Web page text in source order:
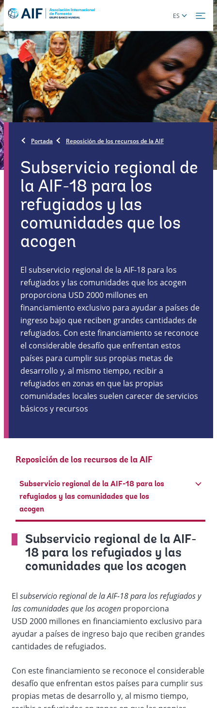
Skip
main
content
Global
toggler
ES
Portada Reposición de los recursos de la AIF
Subservicio regional de
la AIF-18 para los
refugiados y las
comunidades que los
acogen
El subservicio regional de la AIF-18 para los
refugiados y las comunidades que los acogen
proporciona USD 2000 millones en
financiamiento exclusivo para ayudar a países de
ingreso bajo que reciben grandes cantidades de
refugiados. Con este financiamiento se reconoce
el considerable desafío que enfrentan estos
países para cumplir sus propias metas de
desarrollo y, al mismo tiempo, recibir a
refugiados en zonas en que las propias
comunidades locales suelen carecer de servicios
básicos y recursos
Reposición de los recursos de la AIF
Subservicio regional de la AIF-18 para los
refugiados y las comunidades que los
acogen
Subservicio regional de la AIF-
18 para los refugiados y las
comunidades que los acogen
El subservicio regional de la AIF-18 para los refugiados y
las comunidades que los acogen proporciona
USD 2000 millones en financiamiento exclusivo para
ayudar a países de ingreso bajo que reciben grandes
cantidades de refugiados.
Con este financiamiento se reconoce el considerable
desafío que enfrentan estos países para cumplir sus
propias metas de desarrollo y, al mismo tiempo,